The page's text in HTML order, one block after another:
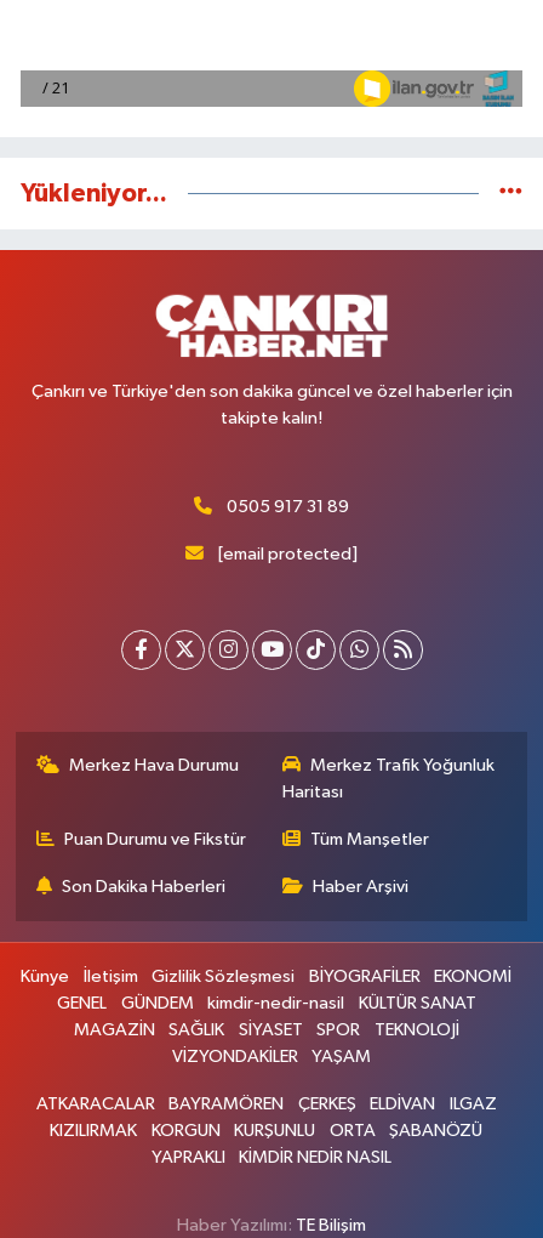
Yükleniyor...
Çankırı ve Türkiye'den son dakika güncel ve özel haberler için
takipte kalın!
0505 917 31 89
[email protected]
Merkez Hava Durumu
Merkez Trafik Yoğunluk
Haritası
Puan Durumu ve Fikstür Tüm Manşetler
Son Dakika Haberleri Haber Arşivi
Künye İletişim Gizlilik Sözleşmesi BİYOGRAFİLER
EKONOMİ
GENEL
GÜNDEM kimdir-nedir-nasil
KÜLTÜR SANAT
MAGAZİN
SAĞLIK SİYASET SPOR
TEKNOLOJİ
VİZYONDAKİLER
YAŞAM
ATKARACALAR BAYRAMÖREN ÇERKEŞ ELDİVAN
ILGAZ
KIZILIRMAK
KORGUN KURŞUNLU ORTA
ŞABANÖZÜ
YAPRAKLI
KİMDİR NEDİR NASIL
Haber Yazılımı: TE Bilişim